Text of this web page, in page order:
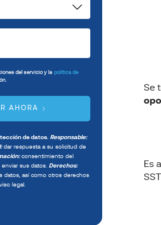
del servicio y la política de
AHORA
de datos. Responsable:
dar respuesta a su solicitud de
consentimiento del
enviar sus datos. Derechos:
datos, así como otros derechos
legal.
Se
Es